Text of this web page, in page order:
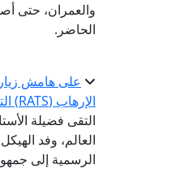
والعمران، حتى
الحاضر.
على هامش
الإرهاب (RATS) التابع لمنظمة شنغهاي للتعاون لتعزيز التعاون في مواجهة التطرف والإسلاموفوبيا
التقى فضيلة
الرسمية إلى